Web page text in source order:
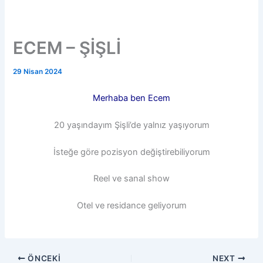
ECEM – ŞİŞLİ
29 Nisan 2024
Merhaba ben Ecem
20 yaşındayım Şişli’de yalnız yaşıyorum
İsteğe göre pozisyon değiştirebiliyorum
Reel ve sanal show
Otel ve residance geliyorum
ÖNCEKI NEXT